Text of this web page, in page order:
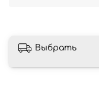
Выбрать